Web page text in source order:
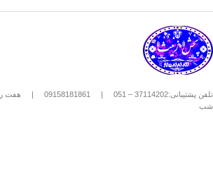
تلفن پشتیبانی:37114202 – 051 |
09158181861
|
شب